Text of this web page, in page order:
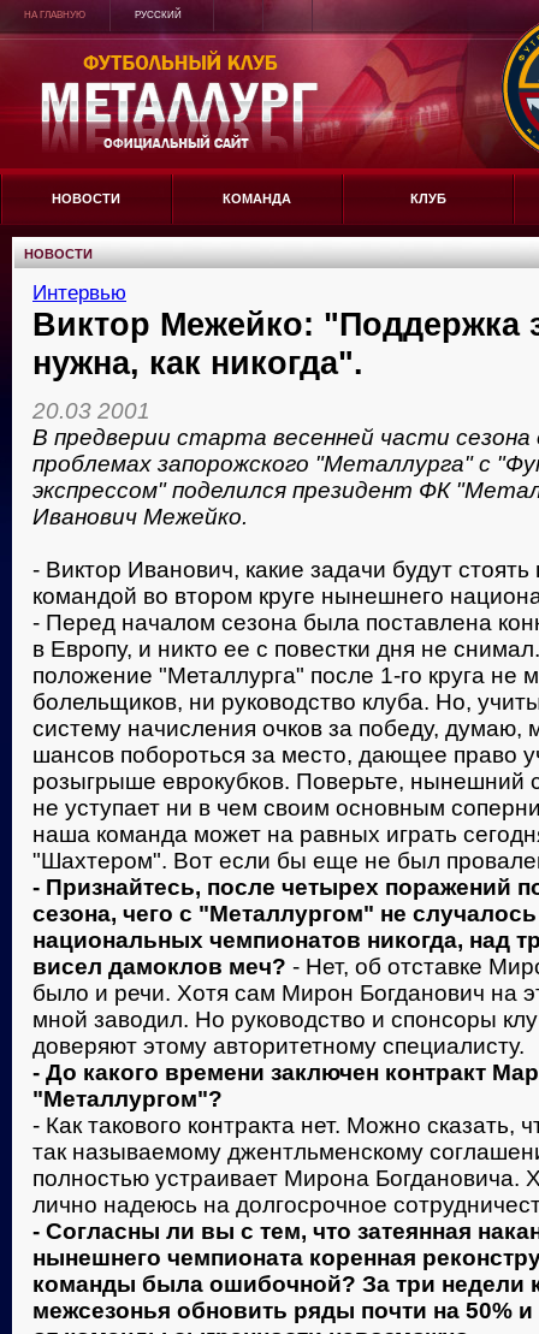
НА ГЛАВНУЮ РУССКИЙ
НОВОСТИ КОМАНДА КЛУБ
НОВОСТИ
Интервью
Виктор Межейко: "Поддержка
нужна, как никогда".
20.03 2001
В предверии старта весенней части сезона
проблемах запорожского "Металлурга" с
экспрессом" поделился президент ФК
Иванович Межейко.
- Виктор Иванович, какие задачи будут
командой во втором круге нынешнего
- Перед началом сезона была поставлена
в Европу, и никто ее с повестки дня не
положение "Металлурга" после 1-го круга не
болельщиков, ни руководство клуба. Но,
систему начисления очков за победу,
шансов побороться за место, дающее право
розыгрыше еврокубков. Поверьте, нынешний
не уступает ни в чем своим основным
наша команда может на равных играть
"Шахтером". Вот если бы еще не был
- Признайтесь, после четырех поражений
сезона, чего с "Металлургом" не
национальных чемпионатов никогда, над
висел дамоклов меч? - Нет, об отставке
было и речи. Хотя сам Мирон Богданович на
мной заводил. Но руководство и спонсоры
доверяют этому авторитетному специалисту.
- До какого времени заключен контракт
"Металлургом"?
- Как такового контракта нет. Можно сказать,
так называемому джентльменскому
полностью устраивает Мирона Богдановича.
лично надеюсь на долгосрочное
- Согласны ли вы с тем, что затеянная
нынешнего чемпионата коренная
команды была ошибочной? За три недели
межсезонья обновить ряды почти на 50% и